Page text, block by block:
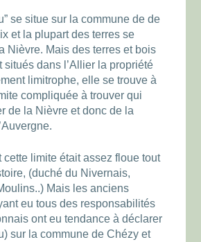
se situe sur la commune de de
et la plupart des terres se
Nièvre. Mais des terres et bois
situés dans l’Allier la propriété
limitrophe, elle se trouve à
compliquée à trouver qui
de la Nièvre et donc de la
cette limite était assez floue tout
(duché du Nivernais,
Mais les anciens
eu tous des responsabilités
ont eu tendance à déclarer
sur la commune de Chézy et